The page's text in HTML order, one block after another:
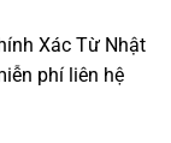
Xác Từ Nhật
phí liên hệ